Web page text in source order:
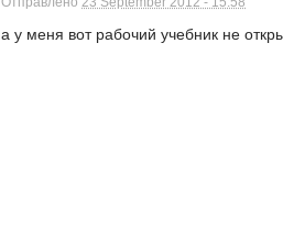
а у меня вот рабочий учебник не